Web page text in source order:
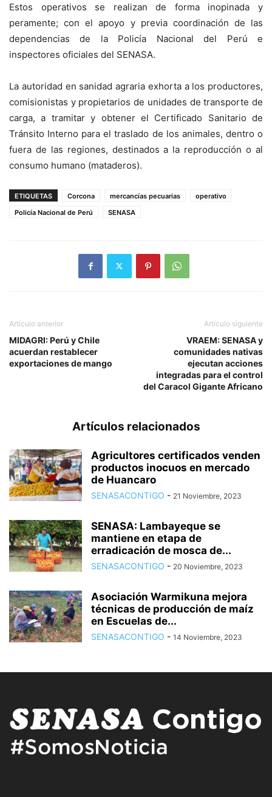
Estos operativos se realizan de forma inopinada y
peramente; con el apoyo y previa coordinación de las
dependencias de la Policía Nacional del Perú e
inspectores oficiales del SENASA.
La autoridad en sanidad agraria exhorta a los productores,
comisionistas y propietarios de unidades de transporte de
carga, a tramitar y obtener el Certificado Sanitario de
Tránsito Interno para el traslado de los animales, dentro o
fuera de las regiones, destinados a la reproducción o al
consumo humano (mataderos).
ETIQUETAS Corcona mercancías pecuarias
operativo
Policía Nacional de Perú
SENASA
Artículo anterior
MIDAGRI: Perú y Chile
acuerdan restablecer
exportaciones de mango
Artículo siguiente
VRAEM: SENASA y
comunidades nativas
ejecutan acciones
integradas para el control
del Caracol Gigante Africano
Artículos relacionados
Agricultores certificados venden
productos inocuos en mercado
de Huancaro
SENASACONTIGO - 21 Noviembre, 2023
SENASA: Lambayeque se
mantiene en etapa de
erradicación de mosca de...
SENASACONTIGO - 20 Noviembre, 2023
Asociación Warmikuna mejora
técnicas de producción de maíz
en Escuelas de...
SENASACONTIGO - 14 Noviembre, 2023